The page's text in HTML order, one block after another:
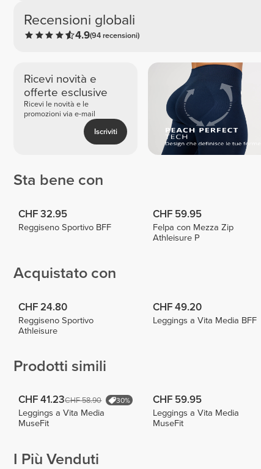
Recensioni globali
4.9(94 recensioni)
Ricevi novità e
offerte esclusive
Ricevi le novità e le
promozioni via e-mail
Iscriviti
Sta bene con
CHF 32.95
Reggiseno Sportivo BFF
CHF 59.95
Felpa con Mezza Zip
Athleisure P
Acquistato con
CHF 24.80
Reggiseno Sportivo
Athleisure
CHF 49.20
Leggings a Vita Media BFF
Prodotti simili
CHF 41.23CHF 58.90 30%
Leggings a Vita Media
MuseFit
CHF 59.95
Leggings a Vita Media
MuseFit
I Più Venduti